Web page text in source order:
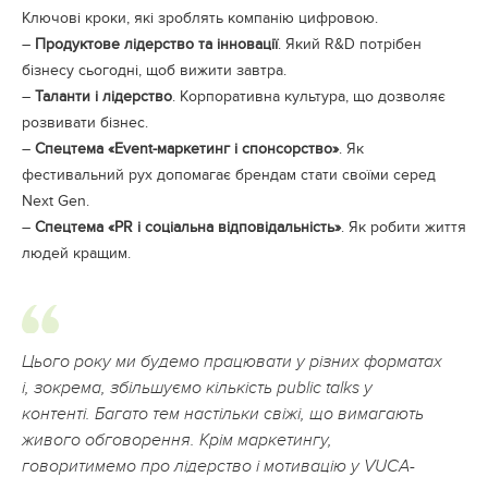
Ключові кроки, які зроблять компанію цифровою.
– Продуктове лідерство та інновації. Який R&D потрібен
бізнесу сьогодні, щоб вижити завтра.
– Таланти і лідерство. Корпоративна культура, що дозволяє
розвивати бізнес.
– Спецтема «Event-маркетинг і спонсорство». Як
фестивальний рух допомагає брендам стати своїми серед
Next Gen.
– Спецтема «PR і соціальна відповідальність». Як робити життя
людей кращим.
Цього року ми будемо працювати у різних форматах
і, зокрема, збільшуємо кількість рublic talks у
контенті. Багато тем настільки свіжі, що вимагають
живого обговорення. Крім маркетингу,
говоритимемо про лідерство і мотивацію у VUCA-